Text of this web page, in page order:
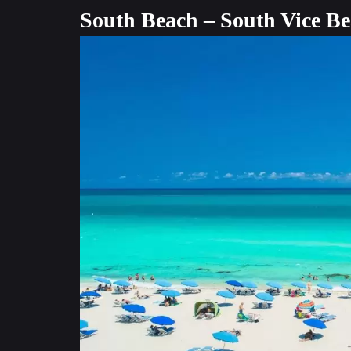
South Beach – South Vice